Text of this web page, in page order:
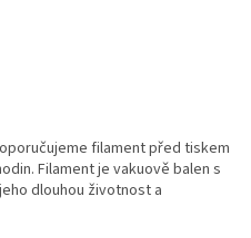
filament před tiskem
Filament je vakuově balen s
dlouhou životnost a